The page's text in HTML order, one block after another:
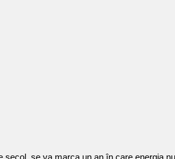
se va marca un an în care energia